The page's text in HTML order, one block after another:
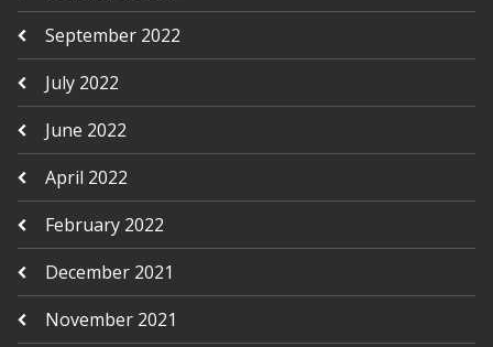
September 2022
July 2022
June 2022
April 2022
February 2022
December 2021
November 2021